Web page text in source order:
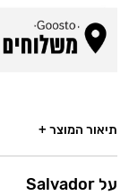
תיאור המוצר +
על Salvador